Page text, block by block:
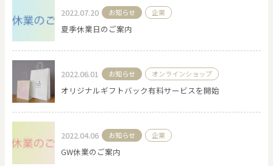
2022.07.20 お知らせ 企業
夏季休業日のご案内
2022.06.01 お知らせ オンラインショップ
オリジナルギフトバック有料サービスを開始
2022.04.06 お知らせ 企業
GW休業のご案内